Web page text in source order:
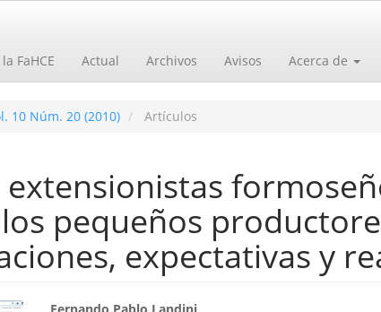
FaHCE Actual Archivos Avisos Acerca de
10 Núm. 20 (2010) Artículos
pequeños
expectativas y